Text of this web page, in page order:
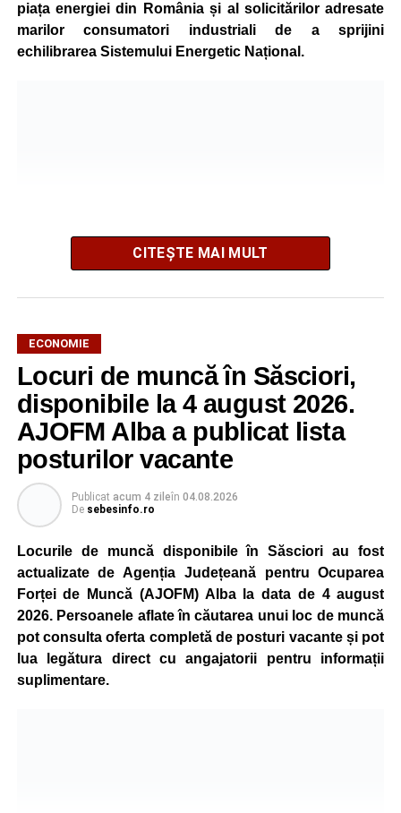
piața energiei din România și al solicitărilor adresate
marilor consumatori industriali de a sprijini
echilibrarea Sistemului Energetic Național.
Potrivit unui comunicat al companiei, măsura va fi aplicată
gradual, în funcție de necesitățile sistemului energetic.
Reprezentanții Kronospan precizează că evoluția situației
este monitorizată permanent, iar activitatea va reveni la
capacitate normală imediat ce condițiile vor permite.
Compania dă asigurări că oprirea temporară a unor linii
de producție nu va afecta livrările către clienți.
Kronospan se numără printre cei mai mari consumatori de
energie electrică din România. O parte din necesarul
energetic este acoperită prin producția proprie de energie,
realizată cu ajutorul panourilor fotovoltaice și al unităților
de cogenerare.
Reprezentanții companiei afirmă că vor continua
colaborarea cu autoritățile și operatorii din domeniul
energetic pentru a contribui la depășirea perioadei dificile
CITEȘTE MAI MULT
ECONOMIE
Locuri de muncă în Săsciori,
disponibile la 4 august 2026.
AJOFM Alba a publicat lista
posturilor vacante
Publicat acum 4 zileîn 04.08.2026
De sebesinfo.ro
Locurile de muncă disponibile în Săsciori au fost
actualizate de Agenția Județeană pentru Ocuparea
Forței de Muncă (AJOFM) Alba la data de 4 august
2026. Persoanele aflate în căutarea unui loc de muncă
pot consulta oferta completă de posturi vacante și pot
lua legătura direct cu angajatorii pentru informații
suplimentare.